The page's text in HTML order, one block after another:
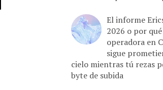
El informe
2026 o por
operadora en
sigue
cielo mientras tú rezas
byte de subida